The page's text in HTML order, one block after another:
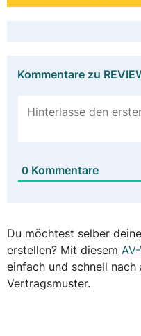
Kommentare zu
0 Kommentare
Du möchtest selber
erstellen? Mit diesem
einfach und schnell
Vertragsmuster.